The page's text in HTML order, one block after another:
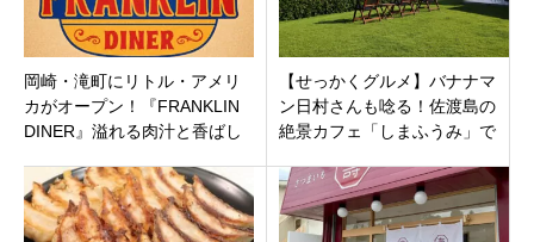
岡崎・滝町にリトル・アメリ
カがオープン！『FRANKLIN
DINER』溢れる肉汁と香ばし
【せっかくグルメ】バナナマ
ン日村さんも唸る！佐渡島の
絶景カフェ「しまふうみ」で
ド”とは？